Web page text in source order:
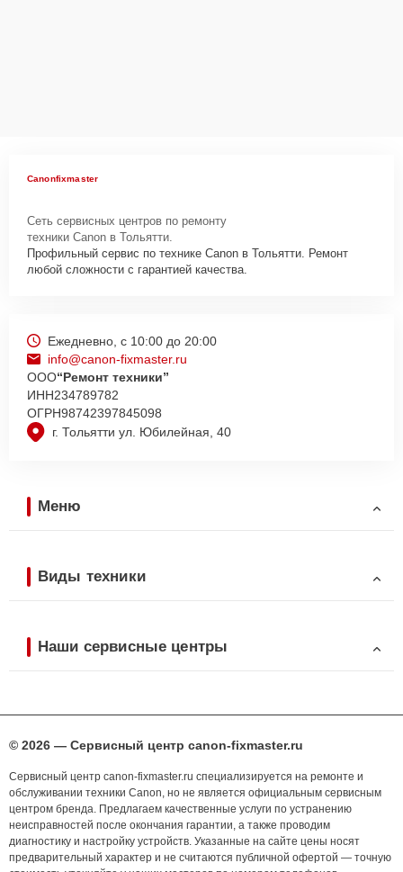
Canonfixmaster
Сеть сервисных центров по ремонту
техники Canon в Тольятти.
Профильный сервис по технике Canon в Тольятти. Ремонт
любой сложности с гарантией качества.
г. Тольятти ул. Юбилейная, 40
Ежедневно, с 10:00 до 20:00
info@canon-fixmaster.ru
ООО“Ремонт техники”
ИНН234789782
ОГРН98742397845098
Меню
Виды техники
Наши сервисные центры
© 2026 — Сервисный центр canon-fixmaster.ru
Сервисный центр canon-fixmaster.ru специализируется на ремонте и
обслуживании техники Canon, но не является официальным сервисным
центром бренда. Предлагаем качественные услуги по устранению
неисправностей после окончания гарантии, а также проводим
диагностику и настройку устройств. Указанные на сайте цены носят
предварительный характер и не считаются публичной офертой — точную